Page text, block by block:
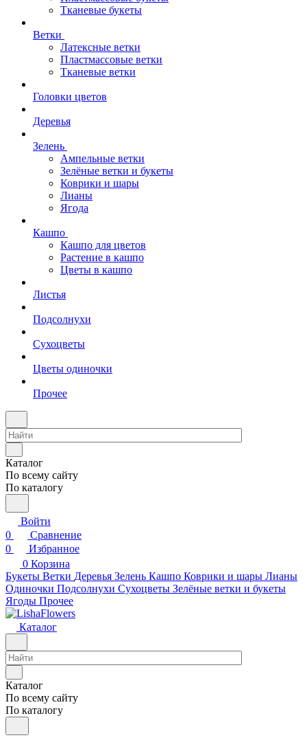
Тканевые букеты
Ветки
Латексные ветки
Пластмассовые ветки
Тканевые ветки
Головки цветов
Деревья
Зелень
Ампельные ветки
Зелёные ветки и букеты
Коврики и шары
Лианы
Ягода
Кашпо
Кашпо для цветов
Растение в кашпо
Цветы в кашпо
Листья
Подсолнухи
Сухоцветы
Цветы одиночки
Прочее
Каталог
По всему сайту
По каталогу
Войти
0
Сравнение
0
Избранное
0 Корзина
Букеты Ветки Деревья Зелень Кашпо Коврики и шары Лианы
Одиночки Подсолнухи Сухоцветы Зелёные ветки и букеты
Ягоды Прочее
Каталог
Каталог
По всему сайту
По каталогу